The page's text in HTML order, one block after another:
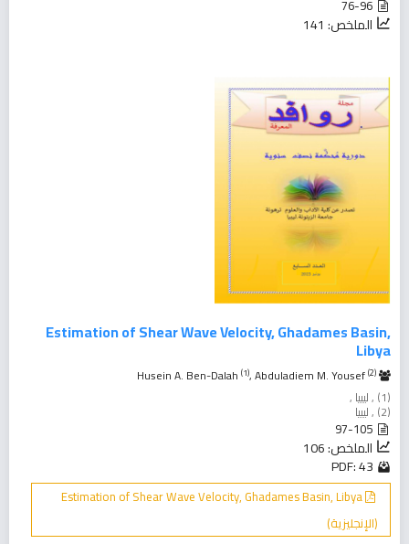
الملخص: 141
Estimation of Shear Wave Velocity, Ghadames Basin,
Libya
(1), Abduladiem M. Yousef(2)
(1) , ليبيا ,
(2) , ليبيا
الملخص: 106
PDF: 43
Estimation of Shear Wave Velocity, Ghadames Basin, Libya
(الإنجليزية)